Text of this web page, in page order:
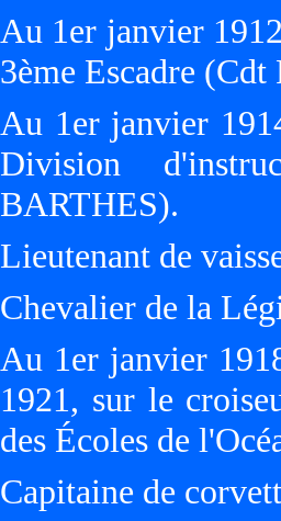
Au 1er janvier
3ème Escadre
Au 1er janvier
Division
BARTHES).
Lieutenant de
Chevalier de la
Au 1er janvier
1921, sur le
des Écoles de
Capitaine de